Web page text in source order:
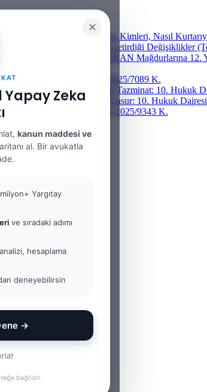
✕
Zeka
kanun maddesi ve
al. Bir avukatla
Yargıtay
ve sıradaki adımı
hesaplama
deneyebilirsin
→
bağlıdır.
TCK 158’e Eklenen Fıkra Kimleri, Nasıl
Gözüyle Tüm Maddeler ve Getirdiği Değişiklikler
Başıma Ne Gelir? IBAN Mağdurlarına
Beyanları: 9. Hukuk Dairesi 2025/7089 K.
Tazminata Etkisi ve Maddi Tazminat: 10. Hukuk
Tazminata Etkisi ve Ağır Kusur: 10. Hukuk
İncelemesi: 9. Hukuk Dairesi 2025/9343 K.
2026/4266 K.